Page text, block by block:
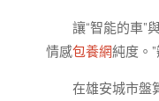
讓“智能的車”
情感包養網純度。
在雄安城市盤